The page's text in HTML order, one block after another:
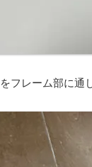
フレーム部に通